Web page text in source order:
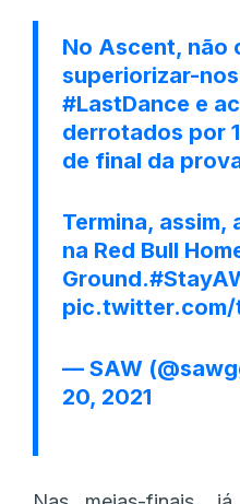
No Ascent, não
superiorizar-
#LastDance e
derrotados por
de final da
Termina, assim,
na Red Bull
Ground.
pic.twitter.com/
— SAW
20, 2021